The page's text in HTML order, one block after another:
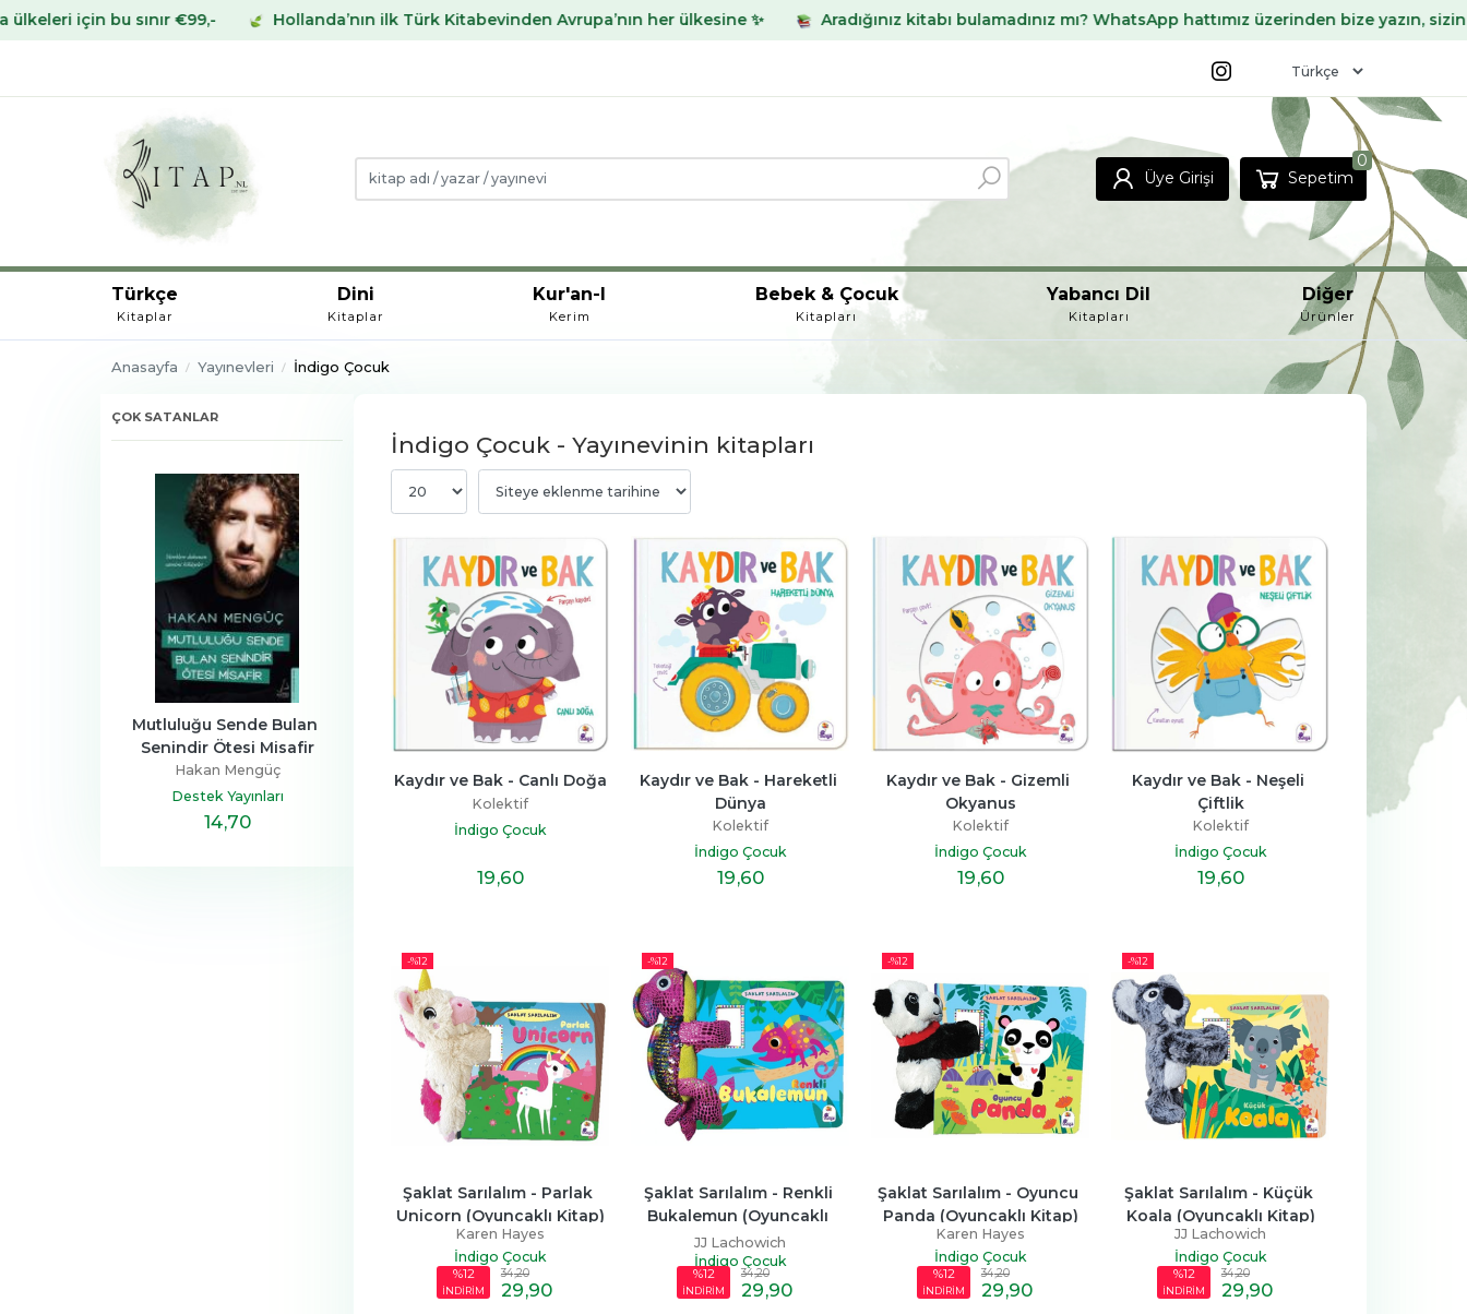
€99,- Hollanda’nın ilk Türk Kitabevinden Avrupa’nın her ülkesine ✨ Aradığınız kitabı bulamadınız mı? WhatsApp hattımız üzerinden bize yazın, sizin için temin
Üye Girişi Sepetim
0
Türkçe
Kitaplar
Dini
Kitaplar
Kur'an-I
Kerim
Bebek & Çocuk
Kitapları
Yabancı Dil
Kitapları
Diğer
Ürünler
Anasayfa Yayınevleri İndigo Çocuk
ÇOK SATANLAR
Mutluluğu Sende Bulan
Senindir Ötesi Misafir
Hakan Mengüç
Destek Yayınları
14,70
Henüz Her Şey Bitmedi
Zeus Kabadayı
Hayykitap
20 ,10
Beni Neden Sevmedin
Anne
Esra Ezmeci
Destek Yayınları
,60
Senden Bir Tane Daha
Yok
Miraç Çağrı Aktaş
İndigo Kitap
Kur’an’ın Anlattığı Tarih:
Türkiye
Timaş Yayınları
,90
Sen Annen Değilsin
Hatice Kübra Tongar
Aile Yayınları
17,20
İndigo Çocuk - Yayınevinin kitapları
Kaydır ve Bak - Canlı Doğa
Kolektif
İndigo Çocuk
19,60
Kaydır ve Bak - Hareketli
Dünya
Kolektif
İndigo Çocuk
19,60
Kaydır ve Bak - Gizemli
Okyanus
Kolektif
İndigo Çocuk
19,60
Kaydır ve Bak - Neşeli
Çiftlik
Kolektif
İndigo Çocuk
19,60
-%12
Şaklat Sarılalım - Parlak
Unicorn (Oyuncaklı Kitap)
Karen Hayes
İndigo Çocuk
%12
İNDİRİM
34,20
29,90
-%12
Şaklat Sarılalım - Renkli
Bukalemun (Oyuncaklı
Kitap)
JJ Lachowich
İndigo Çocuk
%12
İNDİRİM
34,20
29,90
-%12
Şaklat Sarılalım - Oyuncu
Panda (Oyuncaklı Kitap)
Karen Hayes
İndigo Çocuk
%12
İNDİRİM
34,20
29,90
-%12
Şaklat Sarılalım - Küçük
Koala (Oyuncaklı Kitap)
JJ Lachowich
İndigo Çocuk
%12
İNDİRİM
34,20
29,90